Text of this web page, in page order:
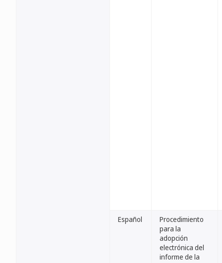
Español
Procedimiento
para la
adopción
electrónica del
informe de la